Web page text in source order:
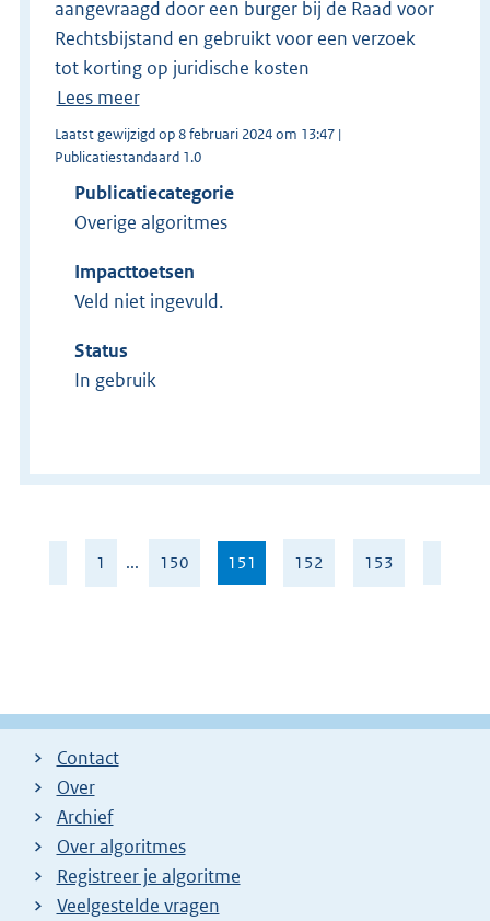
aangevraagd door een burger bij de Raad voor
Rechtsbijstand en gebruikt voor een verzoek
tot korting op juridische kosten
Lees meer
Laatst gewijzigd op 8 februari 2024 om 13:47 |
Publicatiestandaard 1.0
Publicatiecategorie
Overige algoritmes
Impacttoetsen
Veld niet ingevuld.
Status
In gebruik
Pagina
1 ... 150 151
huidige
152 153
Contact
Over
Archief
Over algoritmes
Registreer je algoritme
Veelgestelde vragen